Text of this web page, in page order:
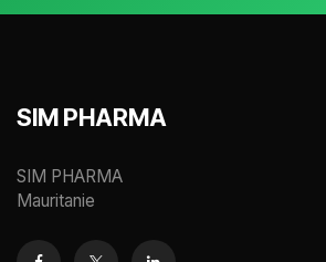
SIM PHARMA
SIM PHARMA
Mauritanie